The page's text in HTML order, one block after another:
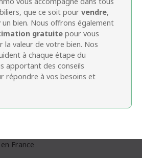
que ce soit pour vendre,
un bien. Nous offrons également
gratuite pour vous
la valeur de votre bien. Nos
à chaque étape du
apportant des conseils
répondre à vos besoins et